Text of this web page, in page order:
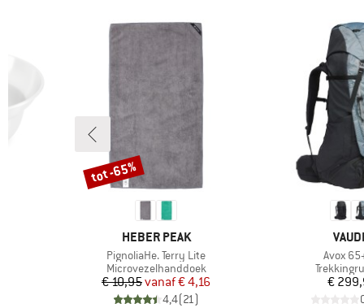
MERK
HEBER PEAK
Artikel
PignoliaHe. Terry Lite
Productgroep
Microvezelhanddoek
Prijs
€ 10,95 Verlaagde prijs
vanaf€ 4,16
4,4(21)
Korting
tot -65%
MERK
Artikel
Avox
€